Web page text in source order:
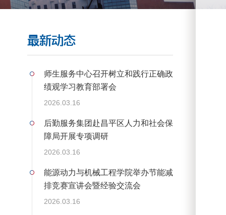
最新动态
师生服务中心召开树立和践行正确政
绩观学习教育部署会
2026.03.16
后勤服务集团赴昌平区人力和社会保
障局开展专项调研
2026.03.16
能源动力与机械工程学院举办节能减
排竞赛宣讲会暨经验交流会
2026.03.16